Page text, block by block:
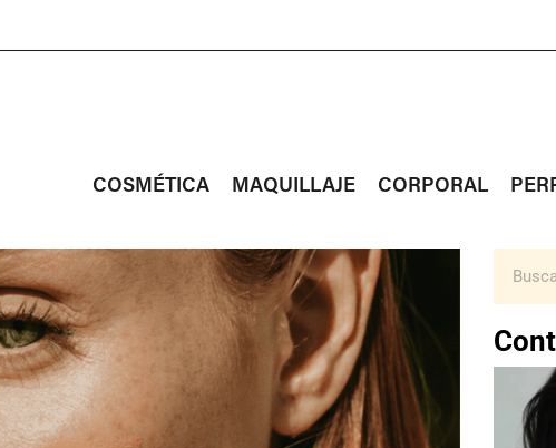
COSMÉTICA MAQUILLAJE CORPORAL